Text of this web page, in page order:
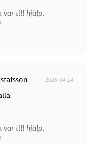
var till hjälp.
2026-04-14
var till hjälp.